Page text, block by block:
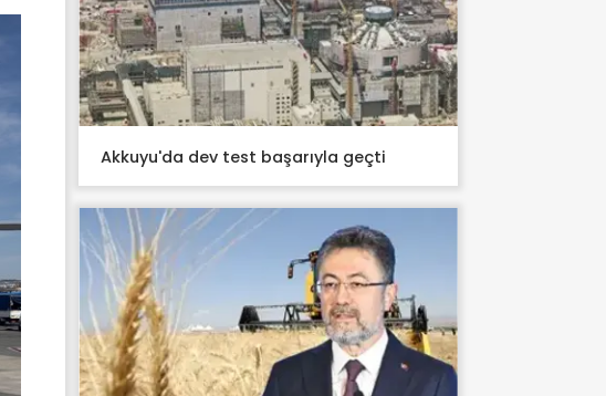
Akkuyu'da dev test başarıyla geçti